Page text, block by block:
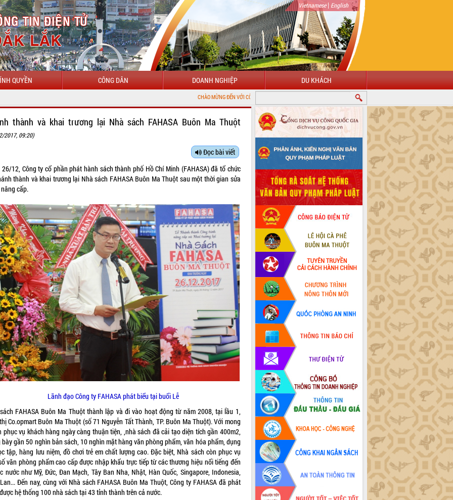
Vietnamese| English
QUYỀN CÔNG DÂN DOANH NGHIỆP DU KHÁCH
CHÀO MỪNG ĐẾN VỚI CỔNG THÔNG TIN ĐIỆN TỬ TỈNH ĐẮK LẮK
thành và khai trương lại Nhà sách FAHASA Buôn Ma Thuột
2017, 09:20)
Đọc bài viết
26/12, Công ty cổ phần phát hành sách thành phố Hồ Chí Minh (FAHASA) đã tổ chức
thành và khai trương lại Nhà sách FAHASA Buôn Ma Thuột sau một thời gian sửa
cấp.
Lãnh đạo Công ty FAHASA phát biểu tại buổi Lễ
FAHASA Buôn Ma Thuột thành lập và đi vào hoạt động từ năm 2008, tại lầu 1,
Co.opmart Buôn Ma Thuột (số 71 Nguyễn Tất Thành, TP. Buôn Ma Thuột). Với mong
phục vụ khách hàng ngày càng thuận tiện, ,nhà sách đã cải tạo diện tích gần 400m2,
bày gần 50 nghìn bản sách, 10 nghìn mặt hàng văn phòng phẩm, văn hóa phẩm, dụng
tập, hàng lưu niệm, đồ chơi trẻ em chất lượng cao. Đặc biệt, Nhà sách còn phục vụ
văn phòng phẩm cao cấp được nhập khẩu trực tiếp từ các thương hiệu nổi tiếng đến
nước như Mỹ, Đức, Đan Mạch, Tây Ban Nha, Nhật, Hàn Quốc, Singapore, Indonesia,
Đến nay, cùng với Nhà sách FAHASA Buôn Ma Thuột, Công ty FAHASA đã phát
hệ thống 100 nhà sách tại 43 tỉnh thành trên cả nước.